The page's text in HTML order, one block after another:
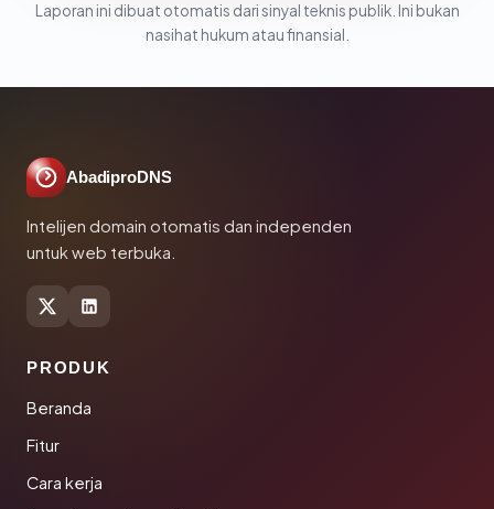
Laporan ini dibuat otomatis dari sinyal teknis publik. Ini bukan
nasihat hukum atau finansial.
AbadiproDNS
Intelijen domain otomatis dan independen
untuk web terbuka.
PRODUK
Beranda
Fitur
Cara kerja